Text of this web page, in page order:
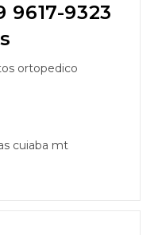
9617-9323
ortopedico
cuiaba mt